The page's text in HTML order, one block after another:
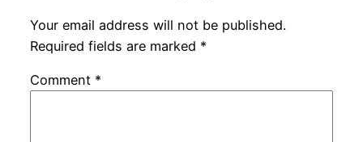
Your email address will not be published.
Required fields are marked *
Comment *